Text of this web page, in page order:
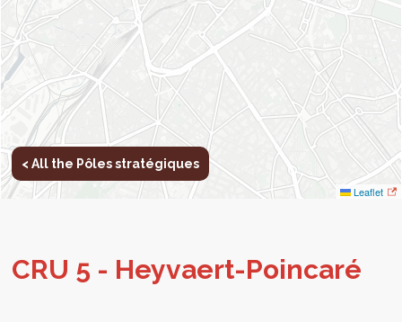
Leaflet
< All the Pôles stratégiques
CRU 5 - Hey­vaert-Poin­caré